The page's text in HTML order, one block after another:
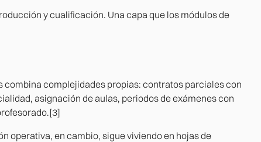
y cualificación. Una capa que los módulos de
complejidades propias: contratos parciales con
asignación de aulas, periodos de exámenes con
operativa, en cambio, sigue viviendo en hojas de